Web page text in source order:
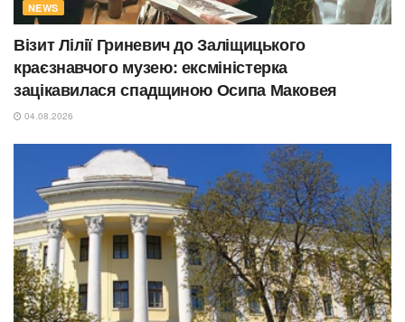
NEWS
Візит Лілії Гриневич до Заліщицького
краєзнавчого музею: ексміністерка
зацікавилася спадщиною Осипа Маковея
04.08.2026